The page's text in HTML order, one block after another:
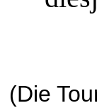
(Die